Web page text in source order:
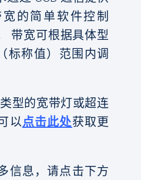
的简单软件控制
带宽可根据具体型
标称值）范围内调
型的宽带灯或超连
以点击此处获取更
信息，请点击下方